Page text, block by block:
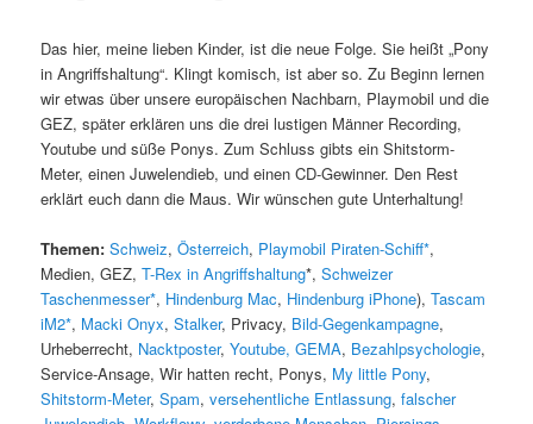
Das hier, meine lieben Kinder, ist die neue Folge. Sie heißt „Pony
in Angriffshaltung“. Klingt komisch, ist aber so. Zu Beginn lernen
wir etwas über unsere europäischen Nachbarn, Playmobil und die
GEZ, später erklären uns die drei lustigen Männer Recording,
Youtube und süße Ponys. Zum Schluss gibts ein Shitstorm-
Meter, einen Juwelendieb, und einen CD-Gewinner. Den Rest
erklärt euch dann die Maus. Wir wünschen gute Unterhaltung!
Themen: Schweiz,Österreich, Playmobil Piraten-Schiff*,
Medien, GEZ,T-Rex in Angriffshaltung*,Schweizer
Taschenmesser*, Hindenburg Mac, Hindenburg iPhone),Tascam
iM2*, Macki Onyx,Stalker, Privacy, Bild-Gegenkampagne,
Urheberrecht, Nacktposter,Youtube, GEMA, Bezahlpsychologie,
Service-Ansage, Wir hatten recht, Ponys, My little Pony,
Shitstorm-Meter,Spam,versehentliche Entlassung,falscher